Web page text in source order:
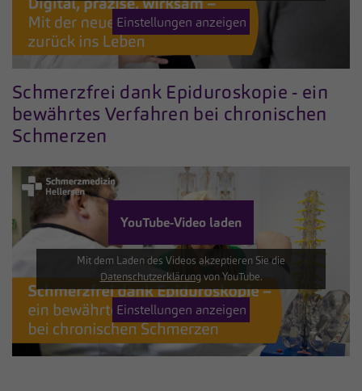
Einstellungen anzeigen
Schmerzfrei dank Epiduroskopie - ein
bewährtes Verfahren bei chronischen
Schmerzen
YouTube-Video laden
Mit dem Laden des Videos akzeptieren Sie die
Datenschutzerklärung von YouTube.
Einstellungen anzeigen